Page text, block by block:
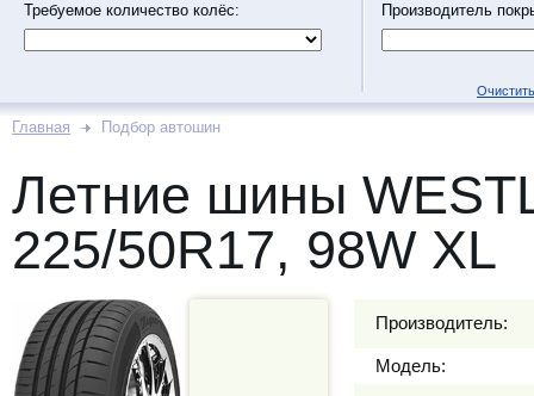
Требуемое количество колёс: Производитель
Главная Подбор автошин
Летние шины
225/50R17, 98W XL
Производитель:
Модель: